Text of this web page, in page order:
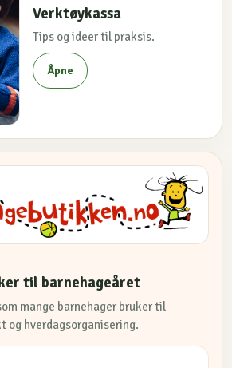
Verktøykassa
Tips og ideer til praksis.
Åpne
til barnehageåret
mange barnehager bruker til
og hverdagsorganisering.